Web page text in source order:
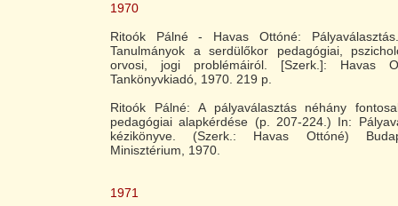
1970
Ritoók Pálné - Havas Ottóné:
Tanulmányok a serdülőkor pedagógiai,
orvosi, jogi problémáiról. [Szerk.]: Havas
Tankönyvkiadó, 1970. 219 p.
Ritoók Pálné: A pályaválasztás néhány
pedagógiai alapkérdése (p. 207-224.) In:
kézikönyve. (Szerk.: Havas Ottóné)
Minisztérium, 1970.
1971